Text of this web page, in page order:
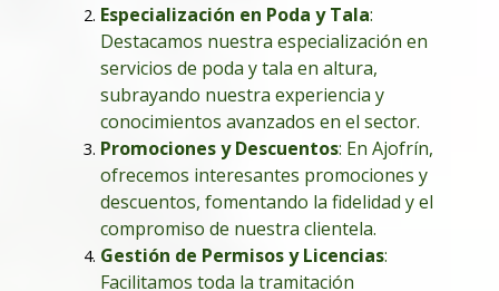
Especialización en Poda y Tala:
Destacamos nuestra especialización en
servicios de poda y tala en altura,
subrayando nuestra experiencia y
conocimientos avanzados en el sector.
Promociones y Descuentos: En Ajofrín,
ofrecemos interesantes promociones y
descuentos, fomentando la fidelidad y el
compromiso de nuestra clientela.
Gestión de Permisos y Licencias:
Facilitamos toda la tramitación